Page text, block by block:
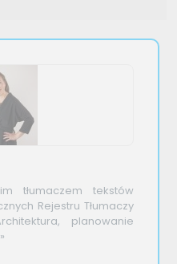
tłumaczem tekstów
Rejestru Tłumaczy
planowanie